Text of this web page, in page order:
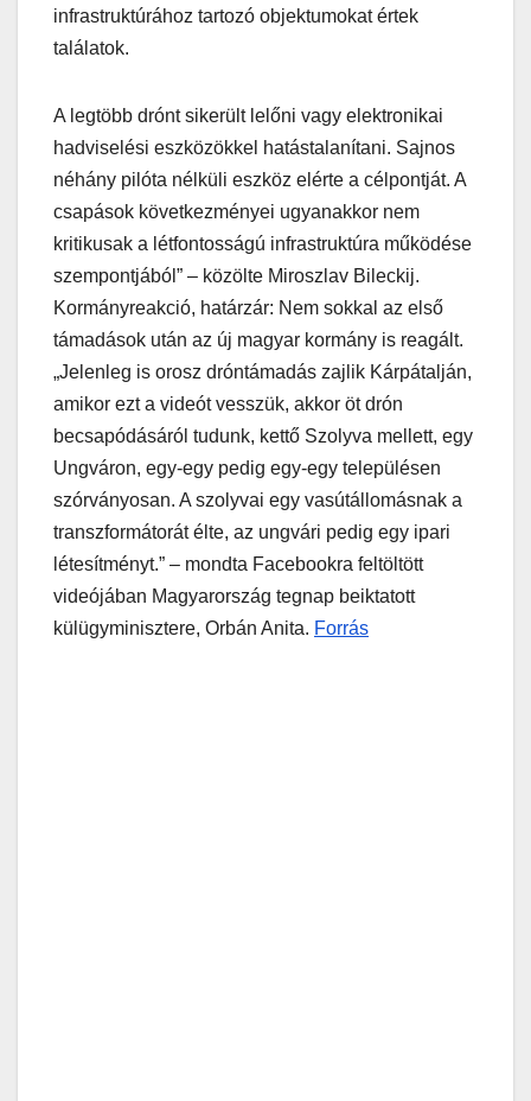
infrastruktúrához tartozó objektumokat értek
találatok.
A legtöbb drónt sikerült lelőni vagy elektronikai
hadviselési eszközökkel hatástalanítani. Sajnos
néhány pilóta nélküli eszköz elérte a célpontját. A
csapások következményei ugyanakkor nem
kritikusak a létfontosságú infrastruktúra működése
szempontjából” – közölte Miroszlav Bileckij.
Kormányreakció, határzár: Nem sokkal az első
támadások után az új magyar kormány is reagált.
„Jelenleg is orosz dróntámadás zajlik Kárpátalján,
amikor ezt a videót vesszük, akkor öt drón
becsapódásáról tudunk, kettő Szolyva mellett, egy
Ungváron, egy-egy pedig egy-egy településen
szórványosan. A szolyvai egy vasútállomásnak a
transzformátorát élte, az ungvári pedig egy ipari
létesítményt.” – mondta Facebookra feltöltött
videójában Magyarország tegnap beiktatott
külügyminisztere, Orbán Anita. Forrás